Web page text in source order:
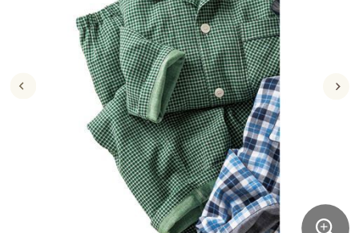
キッチン・雑貨・日用品
家具・収納
寝具・ベッド
カーテン・ラグ・ファブリック
美容・健康通販すべて
美容・健康・サプリメント
制服・スクール
制服・スクールすべて
ジュニア・ティーンズ下着
大きいサイズ
大きいサイズ通販すべて
大きいサイズ レディース服
大きいサイズ レディース下着
寝具・ベッド
カーテン・ラグ・ファブリック
美容・健康・サプリメント
制服・スクールすべて
制服・学生服
ジュニア・ティーンズ下着
大きいサイズ
大きいサイズ通販すべて
大きいサイズ レディース服
大きいサイズ レディース下着
大きいサイズ メンズ
バーゲンセール
シークレットセール
商品カテゴリ一覧
カタログ・チラシからのご注文